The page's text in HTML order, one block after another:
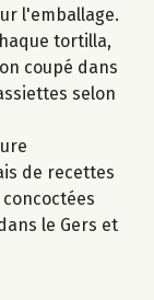
l'emballage.
tortilla,
coupé dans
selon
de recettes
le Gers et